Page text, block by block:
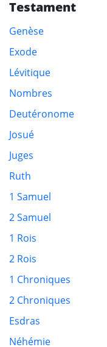
Testament
Genèse
Exode
Lévitique
Nombres
Deutéronome
Josué
Juges
Ruth
1 Samuel
2 Samuel
1 Rois
2 Rois
1 Chroniques
2 Chroniques
Esdras
Néhémie